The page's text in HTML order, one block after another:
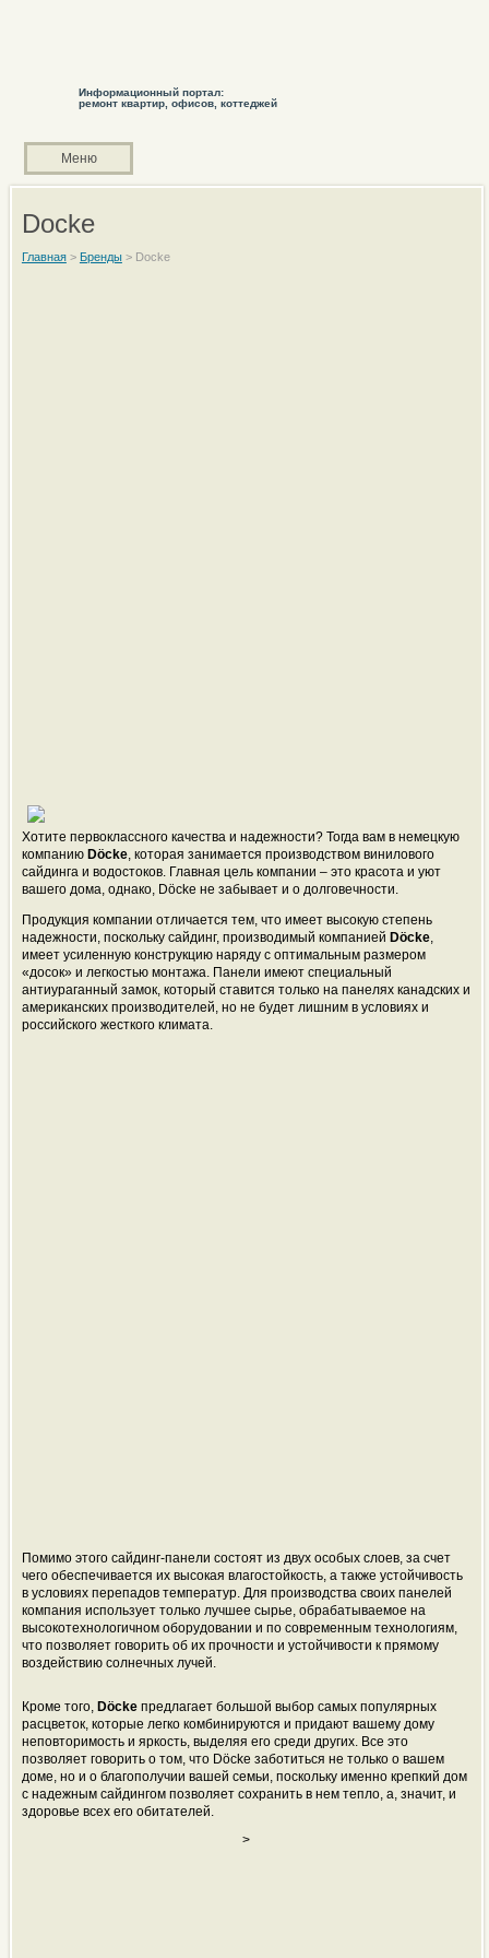
Информационный портал:
ремонт квартир, офисов, коттеджей
Меню
Docke
Главная> Бренды> Docke
Хотите первоклассного качества и надежности? Тогда вам в немецкую
компанию Döcke, которая занимается производством винилового
сайдинга и водостоков. Главная цель компании – это красота и уют
вашего дома, однако, Döcke не забывает и о долговечности.
Продукция компании отличается тем, что имеет высокую степень
надежности, поскольку сайдинг, производимый компанией Döcke,
имеет усиленную конструкцию наряду с оптимальным размером
«досок» и легкостью монтажа. Панели имеют специальный
антиураганный замок, который ставится только на панелях канадских и
американских производителей, но не будет лишним в условиях и
российского жесткого климата.
Помимо этого сайдинг-панели состоят из двух особых слоев, за счет
чего обеспечивается их высокая влагостойкость, а также устойчивость
в условиях перепадов температур. Для производства своих панелей
компания использует только лучшее сырье, обрабатываемое на
высокотехнологичном оборудовании и по современным технологиям,
что позволяет говорить об их прочности и устойчивости к прямому
воздействию солнечных лучей.
Кроме того, Döckeпредлагает большой выбор самых популярных
расцветок, которые легко комбинируются и придают вашему дому
неповторимость и яркость, выделяя его среди других. Все это
позволяет говорить о том, что Döcke заботиться не только о вашем
доме, но и о благополучии вашей семьи, поскольку именно крепкий дом
с надежным сайдингом позволяет сохранить в нем тепло, а, значит, и
здоровье всех его обитателей.
>